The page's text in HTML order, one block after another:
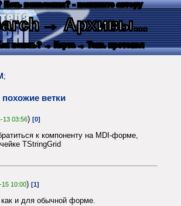
Есть пожелания? - напишите автору
→ Архивы...
искать? → Карта → Текс. протокол
;
похожие ветки
13 03:56) [0]
к компоненту на MDI-форме,
TStringGrid
15 10:00) [1]
как и для обычной форме.